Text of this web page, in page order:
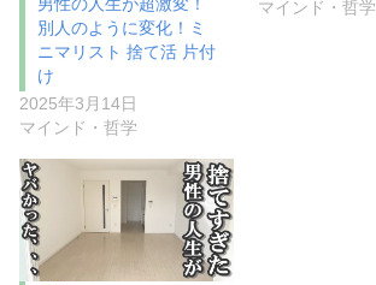
別人のように変化！ミ
ニマリスト 捨て活 片付
け
2025年3月14日
マインド・哲学
マインド・哲学